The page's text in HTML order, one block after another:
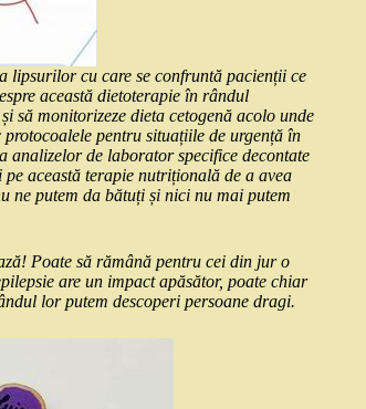
lipsurilor cu care se confruntă pacienții ce
această dietoterapie în rândul
să monitorizeze dieta cetogenă acolo unde
pentru situațiile de urgență în
analizelor de laborator specifice decontate
această terapie nutrițională de a avea
ne putem da bătuți și nici nu mai putem
Poate să rămână pentru cei din jur o
are un impact apăsător, poate chiar
lor putem descoperi persoane dragi.